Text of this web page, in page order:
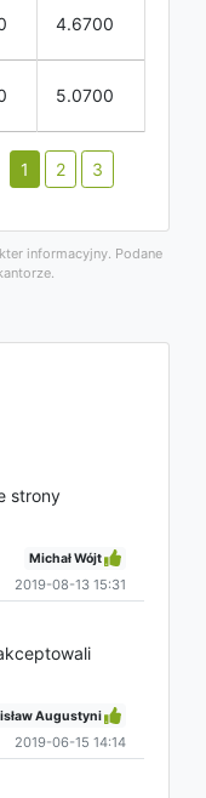
4.6700
5.0700
1 2 3
informacyjny. Podane
strony
Michał Wójt
2019-08-13 15:31
Augustyni
2019-06-15 14:14